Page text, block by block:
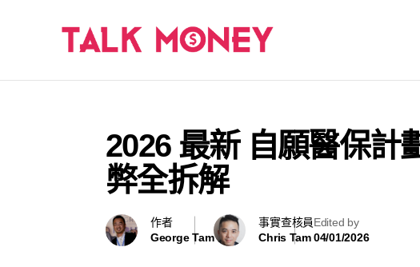
2026 最新 自願醫保計
弊全拆解
作者
George Tam
事實查核員
Chris Tam
Edited by
04/01/2026